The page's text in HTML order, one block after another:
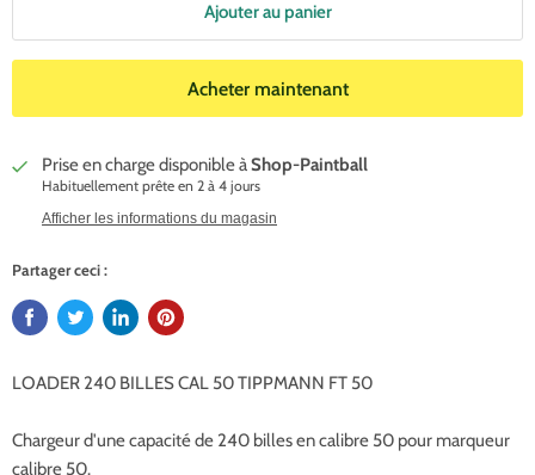
Ajouter au panier
Acheter maintenant
Prise en charge disponible àShop-Paintball
Habituellement prête en 2 à 4 jours
Afficher les informations du magasin
Partager ceci :
LOADER 240 BILLES CAL 50 TIPPMANN FT 50
Chargeur d'une capacité de 240 billes en calibre 50 pour marqueur
calibre 50.